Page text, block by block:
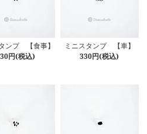
ンプ 【食事】
円(税込)
ミニスタンプ 【車】
330円(税込)